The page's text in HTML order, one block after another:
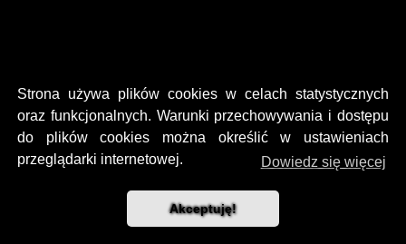
Strona używa plików cookies w celach statystycznych
oraz funkcjonalnych. Warunki przechowywania i dostępu
do plików cookies można określić w ustawieniach
przeglądarki internetowej.
Dowiedz się więcej
Akceptuję!